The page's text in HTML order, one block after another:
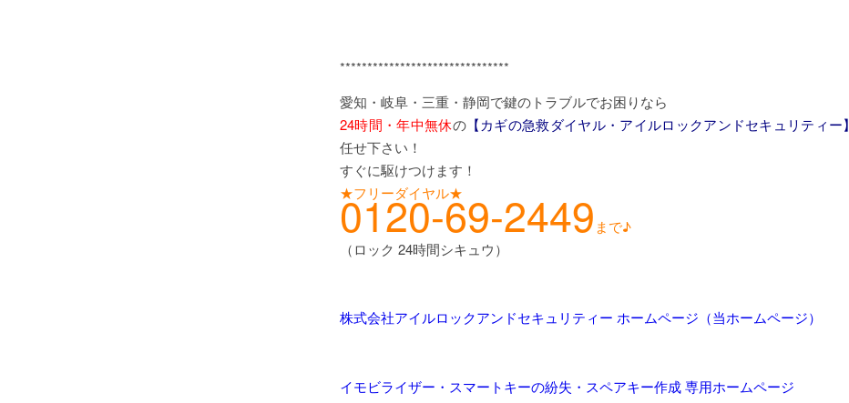
*******************************
愛知・岐阜・三重・静岡で鍵のトラブルでお困りなら
24時間・年中無休の【カギの急救ダイヤル・アイルロックアンドセキュリティー】
任せ下さい！
すぐに駆けつけます！
★フリーダイヤル★
0120-69-2449 まで♪
（ロック 24時間シキュウ）
株式会社アイルロックアンドセキュリティー ホームページ（当ホームページ）
イモビライザー・スマートキーの紛失・スペアキー作成 専用ホームページ